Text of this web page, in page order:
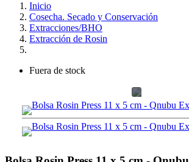
Inicio
Cosecha. Secado y Conservación
Extracciones/BHO
Extracción de Rosin
Fuera de stock